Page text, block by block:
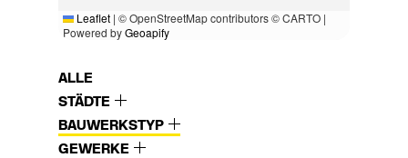
Leaflet | © OpenStreetMap contributors © CARTO |
Powered byGeoapify
ALLE
STÄDTE
BAUWERKSTYP
GEWERKE